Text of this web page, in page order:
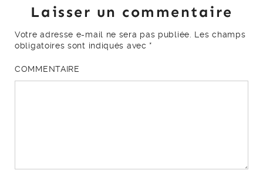
Laisser un commentaire
Votre adresse e-mail ne sera pas publiée.
Les champs
obligatoires sont indiqués avec *
COMMENTAIRE